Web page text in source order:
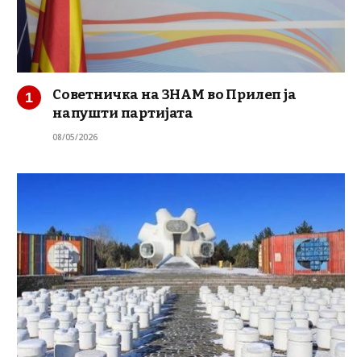
Советничка на ЗНАМ во Прилеп ја
напушти партијата
08/05/2026